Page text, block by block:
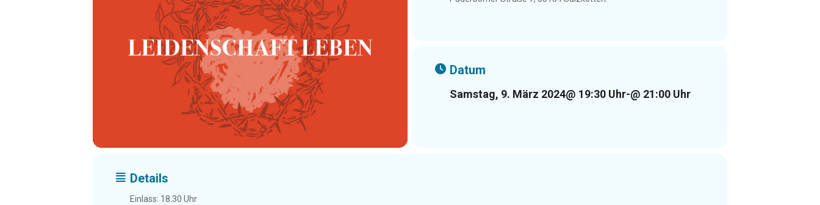
Datum
Samstag, 9. März 2024@ 19:30 Uhr-@ 21:00 Uhr
Details
Einlass: 18.30 Uhr